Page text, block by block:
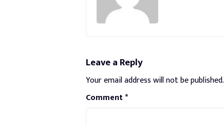
Leave a Reply
Your email address will not be published.
Comment*